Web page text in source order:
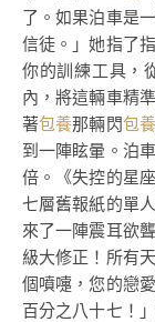
了。如果泊車是
信徒。」她指了
你的訓練工具，
內，將這輛車精
著包養那輛閃包養
到一陣眩暈。泊
倍。《失控的星
七層舊報紙的單
來了一陣震耳欲
級大修正！所有
個噴嚏，您的戀
百分之八十七！